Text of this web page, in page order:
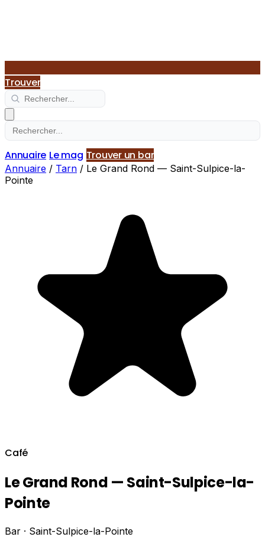
Trouver
Annuaire Le mag Trouver un bar
Annuaire / Tarn / Le Grand Rond — Saint-Sulpice-la-
Pointe
Café
Le Grand Rond — Saint-Sulpice-la-
Pointe
Bar · Saint-Sulpice-la-Pointe